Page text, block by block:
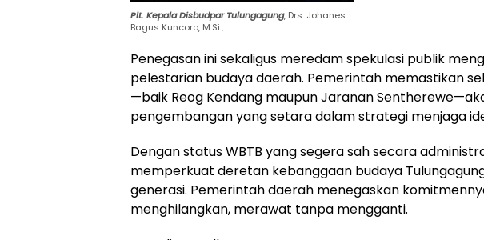
Plt. Kepala Disbudpar Tulungagung, Drs. Johanes
Bagus Kuncoro, M.Si.,
Penegasan ini sekaligus meredam spekulasi publik
pelestarian budaya daerah. Pemerintah memastikan
—baik Reog Kendang maupun Jaranan
pengembangan yang setara dalam strategi menjaga
Dengan status WBTB yang segera sah secara
memperkuat deretan kebanggaan budaya
generasi. Pemerintah daerah menegaskan
menghilangkan, merawat tanpa mengganti.